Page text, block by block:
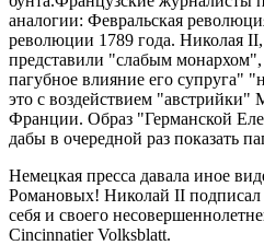
аналогии: Февральская
революции 1789 года. Николая
представили "слабым монархом",
пагубное влияние его супруга"
это с воздействием
Франции. Образ "Германской
дабы в очередной раз показать
Немецкая пресса давала иное
Романовых! Николай II подписал
себя и своего
Cincinnatier Volksblatt.